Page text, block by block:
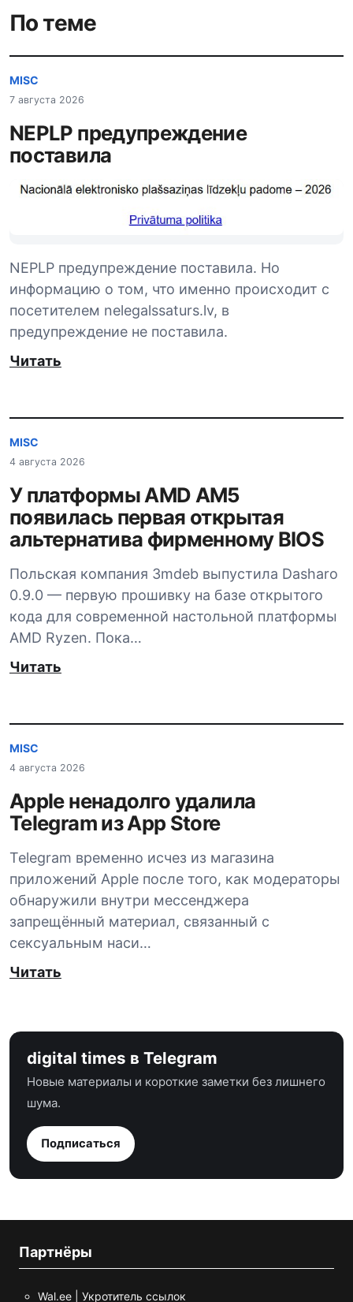
По теме
MISC
7 августа 2026
NEPLP предупреждение
поставила
NEPLP предупреждение поставила. Но
информацию о том, что именно происходит с
посетителем nelegalssaturs.lv, в
предупреждение не поставила.
Читать
MISC
4 августа 2026
У платформы AMD AM5
появилась первая открытая
альтернатива фирменному BIOS
Польская компания 3mdeb выпустила Dasharo
0.9.0 — первую прошивку на базе открытого
кода для современной настольной платформы
AMD Ryzen. Пока…
Читать
MISC
4 августа 2026
Apple ненадолго удалила
Telegram из App Store
Telegram временно исчез из магазина
приложений Apple после того, как модераторы
обнаружили внутри мессенджера
запрещённый материал, связанный с
сексуальным наси…
Читать
digital times в Telegram
Новые материалы и короткие заметки без лишнего
шума.
Подписаться
Партнёры
Wal.ee | Укротитель ссылок